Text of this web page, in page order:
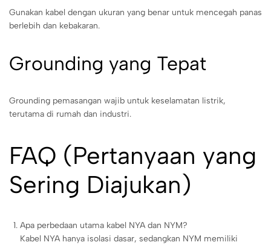
Gunakan kabel dengan ukuran yang benar untuk mencegah panas
berlebih dan kebakaran.
Grounding yang Tepat
Grounding pemasangan wajib untuk keselamatan listrik,
terutama di rumah dan industri.
FAQ (Pertanyaan yang
Sering Diajukan)
Apa perbedaan utama kabel NYA dan NYM?
Kabel NYA hanya isolasi dasar, sedangkan NYM memiliki